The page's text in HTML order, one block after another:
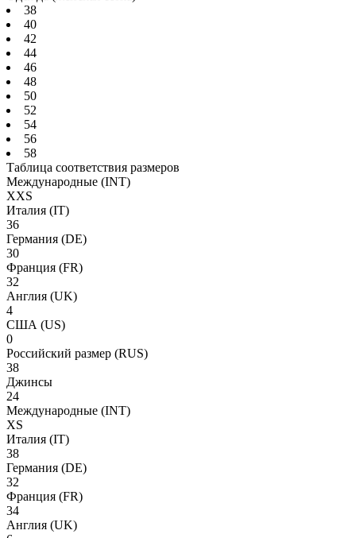
38
40
42
44
46
48
50
52
54
56
58
Таблица соответствия размеров
Международные (INT)
XXS
Италия (IT)
36
Германия (DE)
30
Франция (FR)
32
Англия (UK)
4
США (US)
0
Российский размер (RUS)
38
Джинсы
24
Международные (INT)
XS
Италия (IT)
38
Германия (DE)
32
Франция (FR)
34
Англия (UK)